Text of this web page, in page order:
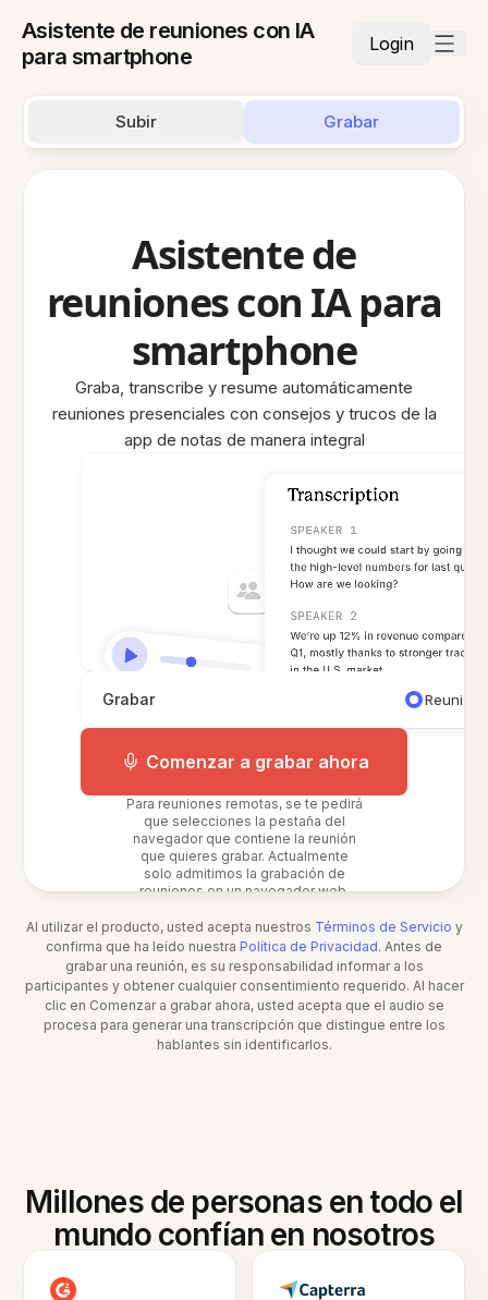
Asistente de reuniones con IA
para smartphone
Login
Subir Grabar
Asistente de
reuniones con IA para
smartphone
Graba, transcribe y resume automáticamente
reuniones presenciales con consejos y trucos de la
app de notas de manera integral
Grabar Reunión
Comenzar a grabar ahora
Para reuniones remotas, se te pedirá
que selecciones la pestaña del
navegador que contiene la reunión
que quieres grabar. Actualmente
solo admitimos la grabación de
reuniones en un navegador web.
Al utilizar el producto, usted acepta nuestros Términos de Servicio y
confirma que ha leído nuestra Política de Privacidad. Antes de
grabar una reunión, es su responsabilidad informar a los
participantes y obtener cualquier consentimiento requerido. Al hacer
clic en Comenzar a grabar ahora, usted acepta que el audio se
procesa para generar una transcripción que distingue entre los
hablantes sin identificarlos.
Millones de personas en todo el
mundo confían en nosotros